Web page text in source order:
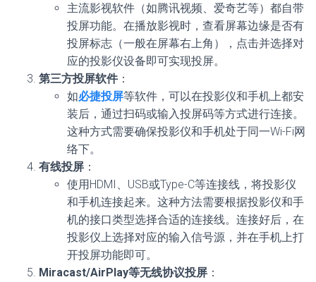
主流影视软件（如腾讯视频、爱奇艺等）都自带
投屏功能。在播放影视时，查看屏幕边缘是否有
投屏标志（一般在屏幕右上角），点击并选择对
应的投影仪设备即可实现投屏。
第三方投屏软件：
如必捷投屏等软件，可以在投影仪和手机上都安
装后，通过扫码或输入投屏码等方式进行连接。
这种方式需要确保投影仪和手机处于同一Wi-Fi网
络下。
有线投屏 ：
使用HDMI、USB或Type-C等连接线，将投影仪
和手机连接起来。这种方法需要根据投影仪和手
机的接口类型选择合适的连接线。连接好后，在
投影仪上选择对应的输入信号源，并在手机上打
开投屏功能即可。
Miracast/AirPlay等无线协议投屏 ：